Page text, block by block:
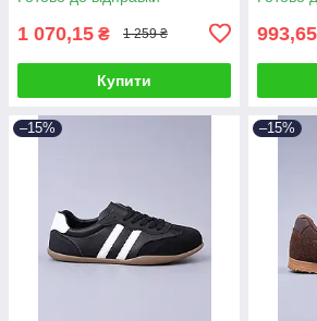
1 070,15 ₴ 1 259 ₴
Купити
993,65
–15% –15%